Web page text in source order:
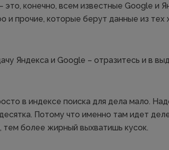
конечно, всем известные Google и
и прочие, которые берут данные из
Яндекса и Google – отразитесь и в
в индексе поиска для дела мало.
Потому что именно там идет
более жирный выхватишь кусок.